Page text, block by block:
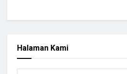
Halaman Kami